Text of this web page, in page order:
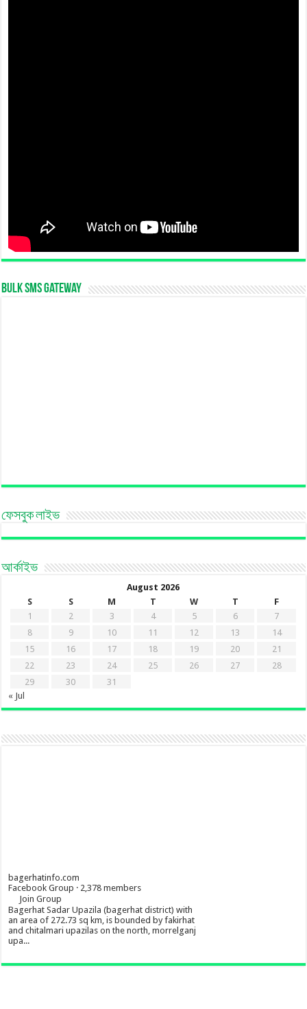
Bulk SMS Gateway
ফেসবুক লাইভ
আর্কাইভ
August 2026
S
S M T W T
F
1
2 3 4 5 6
7
8
9 10 11 12 13
14
15
16 17 18 19 20
21
22
23 24 25 26 27
28
29
30
31
« Jul
bagerhatinfo.com
Facebook Group · 2,378 members
Join Group
Bagerhat Sadar Upazila (bagerhat district) with
an area of 272.73 sq km, is bounded by fakirhat
and chitalmari upazilas on the north, morrelganj
upa...